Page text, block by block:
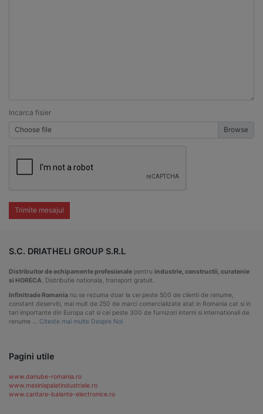
Incarca fisier
Choose file
Trimite mesajul
S.C. DRIATHELI GROUP S.R.L
Distribuitor de echipamente profesionale pentru industrie, constructii, curatenie
si HORECA . Distributie nationala, transport gratuit.
Infinitrade Romania nu se rezuma doar la cei peste 500 de clienti de renume,
constant deserviti, mai mult de 250 de marci comercializate atat in Romania cat si in
tari importante din Europa cat si cei peste 300 de furnizori interni si internationali de
renume … Citeste mai multe Despre Noi
Pagini utile
www.danube-romania.ro
www.masinispalatindustriale.ro
www.cantare-balante-electronice.ro